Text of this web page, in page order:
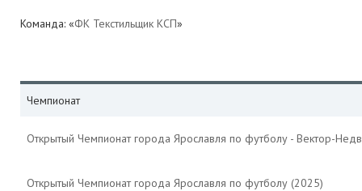
Команда: «ФК Текстильщик КСП»
Чемпионат
Открытый Чемпионат города Ярославля по футболу - Вектор-
Открытый Чемпионат города Ярославля по футболу (2025)